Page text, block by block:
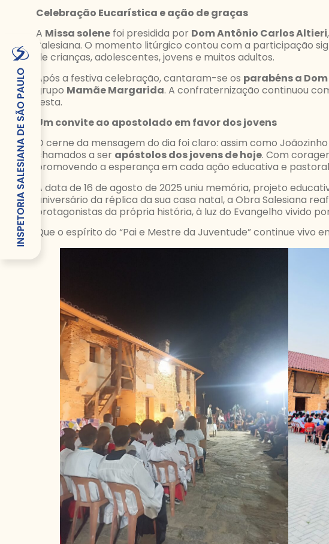
Celebração Eucarística e ação de graças
A Missa solene foi presidida por Dom Antônio Carlos Altieri
Salesiana. O momento litúrgico contou com a participação
de crianças, adolescentes, jovens e muitos adultos.
Após a festiva celebração, cantaram-se os parabéns a
grupo Mamãe Margarida. A confraternização continuou
festa.
Um convite ao apostolado em favor dos jovens
O cerne da mensagem do dia foi claro: assim como
chamados a ser apóstolos dos jovens de hoje. Com
promovendo a esperança em cada ação educativa e
A data de 16 de agosto de 2025 uniu memória, projeto
aniversário da réplica da sua casa natal, a Obra Salesiana
protagonistas da própria história, à luz do Evangelho vivido
Que o espírito do “Pai e Mestre da Juventude” continue